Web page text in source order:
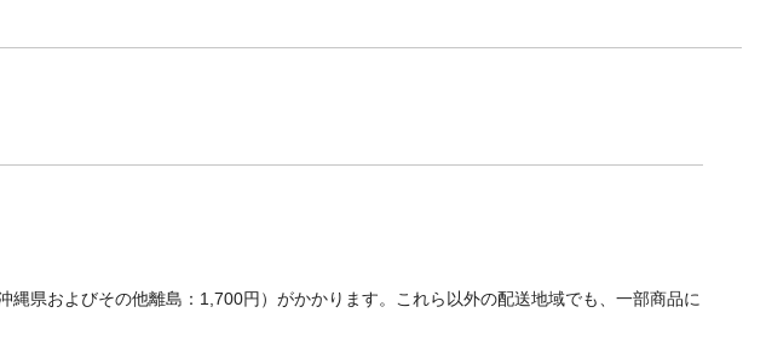
県およびその他離島：1,700円）がかかります。これら以外の配送地域でも、一部商品に